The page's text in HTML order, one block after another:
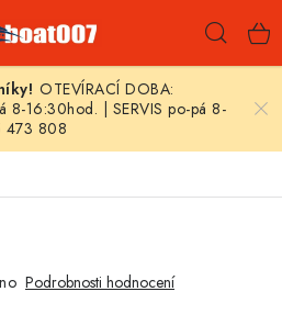
OTEVÍRACÍ DOBA:
8-16:30hod. | SERVIS po-pá 8-
808
Podrobnosti hodnocení